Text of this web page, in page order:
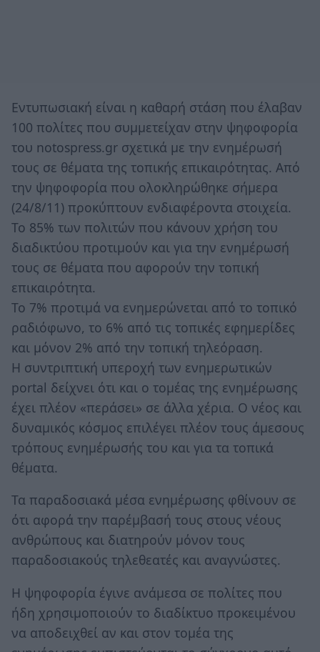
Εντυπωσιακή είναι η καθαρή στάση που έλαβαν
100 πολίτες που συμμετείχαν στην ψηφοφορία
του notospress.gr σχετικά με την ενημέρωσή
τους σε θέματα της τοπικής επικαιρότητας. Από
την ψηφοφορία που ολοκληρώθηκε σήμερα
(24/8/11) προκύπτουν ενδιαφέροντα στοιχεία.
Το 85% των πολιτών που κάνουν χρήση του
διαδικτύου προτιμούν και για την ενημέρωσή
τους σε θέματα που αφορούν την τοπική
επικαιρότητα.
Το 7% προτιμά να ενημερώνεται από το τοπικό
ραδιόφωνο, το 6% από τις τοπικές εφημερίδες
και μόνον 2% από την τοπική τηλεόραση.
Η συντριπτική υπεροχή των ενημερωτικών
portal δείχνει ότι και ο τομέας της ενημέρωσης
έχει πλέον «περάσει» σε άλλα χέρια. Ο νέος και
δυναμικός κόσμος επιλέγει πλέον τους άμεσους
τρόπους ενημέρωσής του και για τα τοπικά
θέματα.
Τα παραδοσιακά μέσα ενημέρωσης φθίνουν σε
ότι αφορά την παρέμβασή τους στους νέους
ανθρώπους και διατηρούν μόνον τους
παραδοσιακούς τηλεθεατές και αναγνώστες.
Η ψηφοφορία έγινε ανάμεσα σε πολίτες που
ήδη χρησιμοποιούν το διαδίκτυο προκειμένου
να αποδειχθεί αν και στον τομέα της